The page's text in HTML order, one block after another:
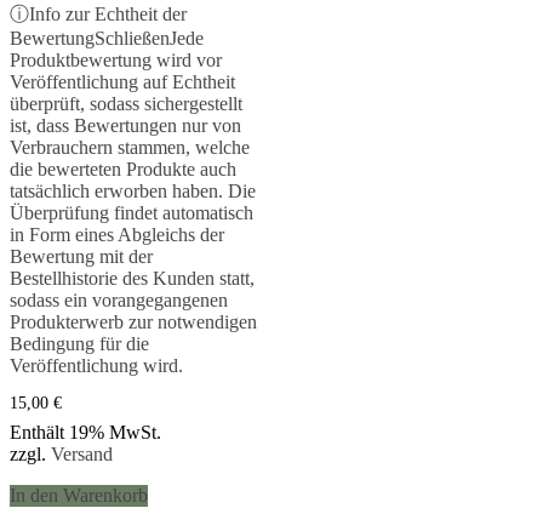
Bewertet mit
5.00
von 5
ⓘInfo zur Echtheit der
BewertungSchließenJede
Produktbewertung wird vor
Veröffentlichung auf Echtheit
überprüft, sodass sichergestellt
ist, dass Bewertungen nur von
Verbrauchern stammen, welche
die bewerteten Produkte auch
tatsächlich erworben haben. Die
Überprüfung findet automatisch
in Form eines Abgleichs der
Bewertung mit der
Bestellhistorie des Kunden statt,
sodass ein vorangegangenen
Produkterwerb zur notwendigen
Bedingung für die
Veröffentlichung wird.
15,00 €
Enthält 19% MwSt.
zzgl. Versand
In den Warenkorb